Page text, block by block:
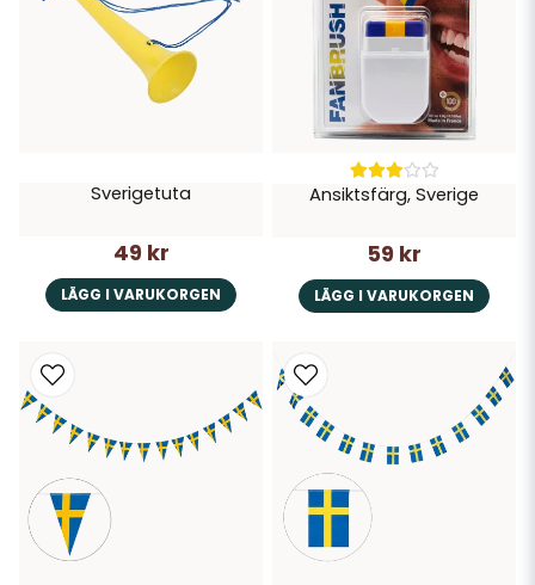
Sverigetuta
49 kr
LÄGG I VARUKORGEN
Ansiktsfärg, Sverige
59 kr
LÄGG I VARUKORGEN